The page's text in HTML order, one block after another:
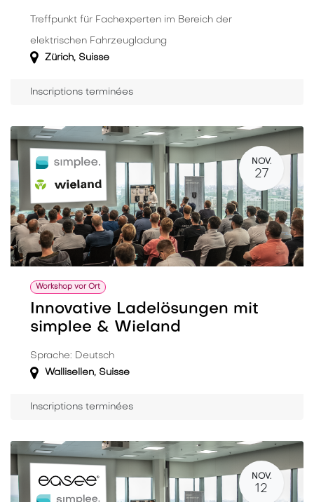
Treffpunkt für Fachexperten im Bereich der
elektrischen Fahrzeugladung
Zürich, Suisse
Inscriptions terminées
NOV.
27
Workshop vor Ort
Innovative Ladelösungen mit
simplee & Wieland
Sprache: Deutsch
Wallisellen, Suisse
Inscriptions terminées
NOV.
12